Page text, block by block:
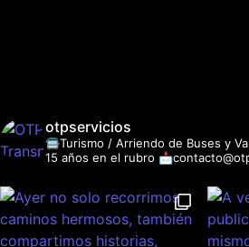
otpservicios
🚍Turismo / Arriendo de Buses y
15 años en el rubro